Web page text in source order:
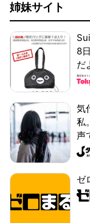
姉妹サイト
8
だ
気
私
声
ゼ